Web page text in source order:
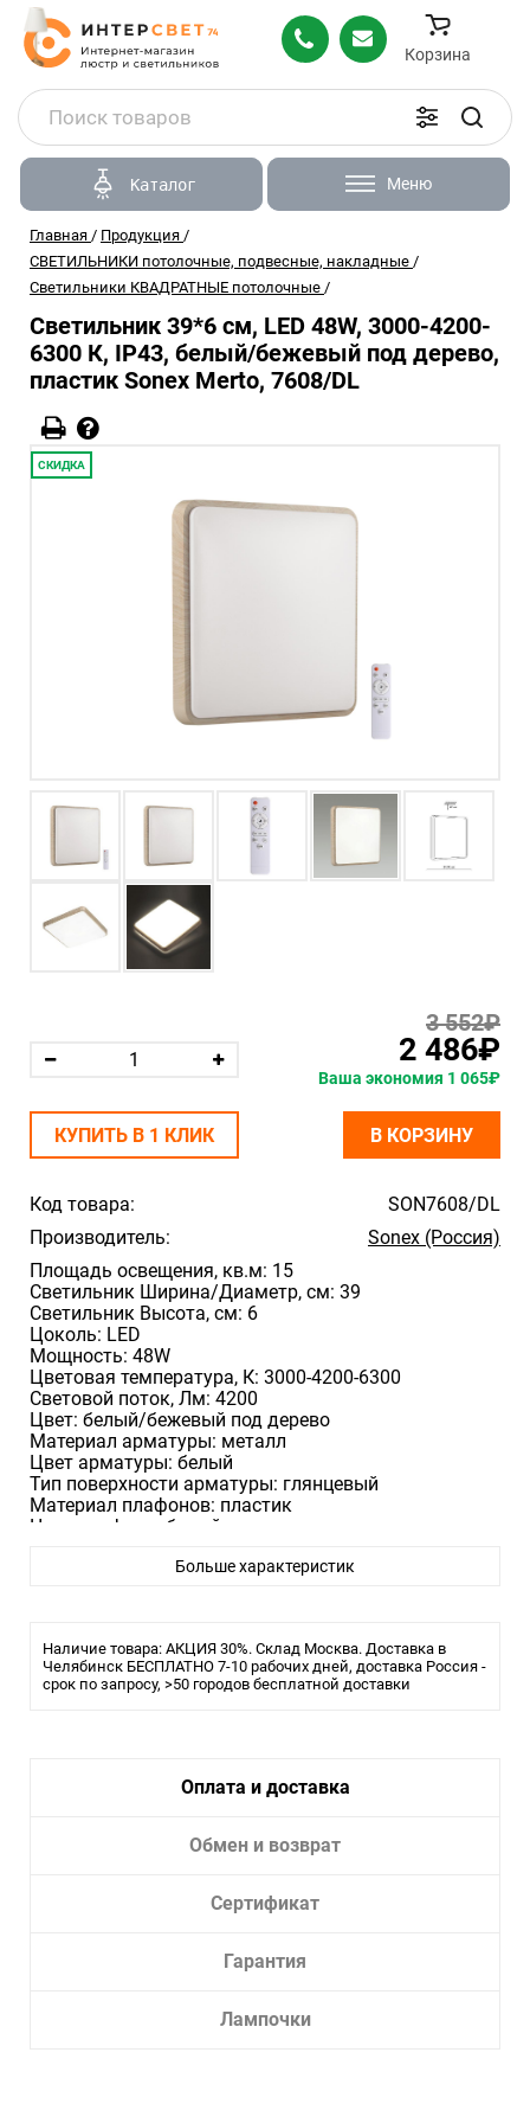
Корзина
Каталог Меню
Главная / Продукция /
СВЕТИЛЬНИКИ потолочные, подвесные, накладные /
Светильники КВАДРАТНЫЕ потолочные /
Cветильник 39*6 см, LED 48W, 3000-4200-
6300 К, IP43, белый/бежевый под дерево,
пластик Sonex Merto, 7608/DL
СКИДКА
Код товара:
SON7608/DL
Производитель:
Sonex (Россия)
Площадь освещения, кв.м: 15
Светильник Ширина/Диаметр, см: 39
Светильник Высота, см: 6
Цоколь: LED
Мощность: 48W
Цветовая температура, К: 3000-4200-6300
Световой поток, Лм: 4200
Цвет: белый/бежевый под дерево
Материал арматуры: металл
Цвет арматуры: белый
Тип поверхности арматуры: глянцевый
Материал плафонов: пластик
Цвет плафона: белый
Вид декора: обод
Дополнительные параметры и особенности:
Беспроводной пульт ДУ
Больше характеристик
Наличие товара: АКЦИЯ 30%. Склад Москва. Доставка в
Челябинск БЕСПЛАТНО 7-10 рабочих дней, доставка Россия -
срок по запросу, >50 городов бесплатной доставки
3 552₽
2 486₽
Ваша экономия 1 065₽
КУПИТЬ В 1 КЛИК В КОРЗИНУ
Оплата и доставка
Обмен и возврат
Сертификат
Гарантия
Лампочки